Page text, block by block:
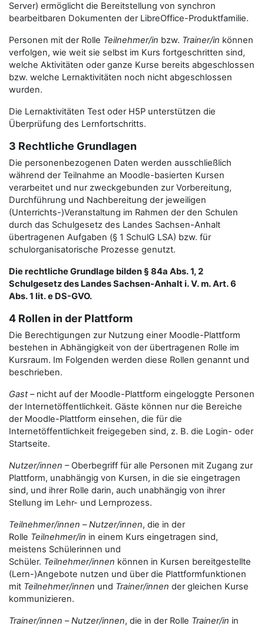
Server) ermöglicht die Bereitstellung von synchron
bearbeitbaren Dokumenten der LibreOffice-Produktfamilie.
Personen mit der Rolle Teilnehmer/in bzw. Trainer/in können
verfolgen, wie weit sie selbst im Kurs fortgeschritten sind,
welche Aktivitäten oder ganze Kurse bereits abgeschlossen
bzw. welche Lernaktivitäten noch nicht abgeschlossen
wurden.
Die Lernaktivitäten Test oder H5P unterstützen die
Überprüfung des Lernfortschritts.
3 Rechtliche Grundlagen
Die personenbezogenen Daten werden ausschließlich
während der Teilnahme an Moodle-basierten Kursen
verarbeitet und nur zweckgebunden zur Vorbereitung,
Durchführung und Nachbereitung der jeweiligen
(Unterrichts-)Veranstaltung im Rahmen der den Schulen
durch das Schulgesetz des Landes Sachsen-Anhalt
übertragenen Aufgaben (§ 1 SchulG LSA) bzw. für
schulorganisatorische Prozesse genutzt.
Die rechtliche Grundlage bilden § 84a Abs. 1, 2
Schulgesetz des Landes Sachsen-Anhalt i. V. m. Art. 6
Abs. 1 lit. e DS-GVO.
4 Rollen in der Plattform
Die Berechtigungen zur Nutzung einer Moodle-Plattform
bestehen in Abhängigkeit von der übertragenen Rolle im
Kursraum. Im Folgenden werden diese Rollen genannt und
beschrieben.
Gast– nicht auf der Moodle-Plattform eingeloggte Personen
der Internetöffentlichkeit. Gäste können nur die Bereiche
der Moodle-Plattform einsehen, die für die
Internetöffentlichkeit freigegeben sind, z. B. die Login- oder
Startseite.
Nutzer/innen – Oberbegriff für alle Personen mit Zugang zur
Plattform, unabhängig von Kursen, in die sie eingetragen
sind, und ihrer Rolle darin, auch unabhängig von ihrer
Stellung im Lehr- und Lernprozess.
Teilnehmer/innen –Nutzer/innen, die in der
Rolle Teilnehmer/in in einem Kurs eingetragen sind,
meistens Schülerinnen und
Schüler. Teilnehmer/innen können in Kursen bereitgestellte
(Lern-)Angebote nutzen und über die Plattformfunktionen
mit Teilnehmer/innen und Trainer/innen der gleichen Kurse
kommunizieren.
Trainer/innen –Nutzer/innen, die in der Rolle Trainer/in in